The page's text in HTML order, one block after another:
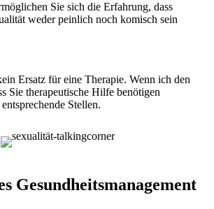
Sie sich die Erfahrung, dass
weder peinlich noch komisch sein
Ersatz für eine Therapie. Wenn ich den
Sie therapeutische Hilfe benötigen
Stellen.
Gesundheitsmanagement